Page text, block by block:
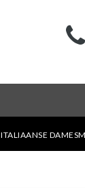
ITALIAANSE